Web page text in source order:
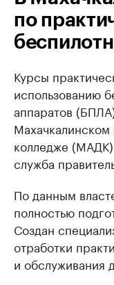
по
Курсы
использованию
аппаратов
колледже
служба
По данным
полностью
Создан
отработки
и обслуживания